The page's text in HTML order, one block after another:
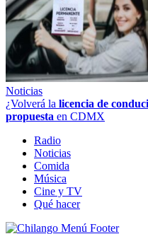
Noticias
¿Volverá la licencia de
propuesta en CDMX
Radio
Noticias
Comida
Música
Cine y TV
Qué hacer